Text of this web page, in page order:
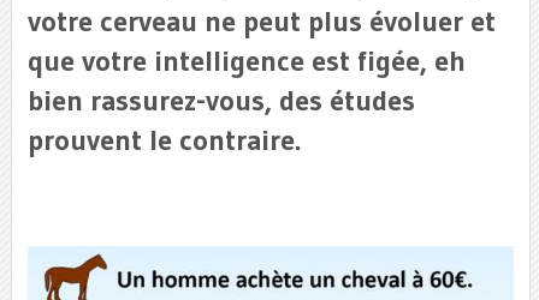
votre cerveau ne peut plus évoluer et
que votre intelligence est figée, eh
bien rassurez-vous, des études
prouvent le contraire.